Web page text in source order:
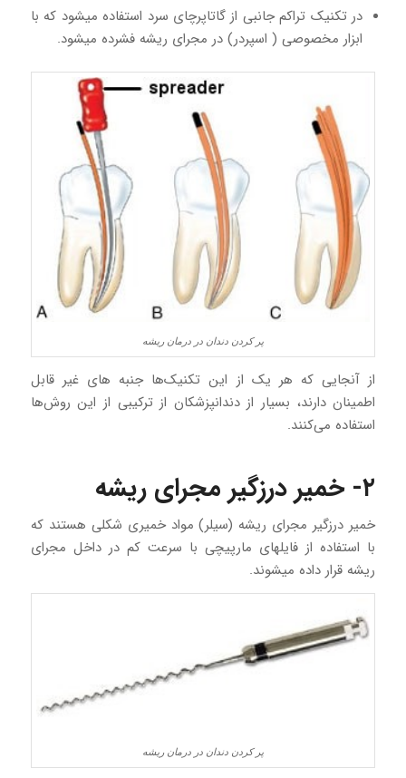
در تکنیک تراکم جانبی از گاتاپرچای سرد استفاده میشود که با
ابزار مخصوصی ( اسپردر) در مجرای ریشه فشرده میشود.
پر کردن دندان در درمان ریشه
از آنجایی که هر یک از این تکنیک‌ها جنبه‌ های غیر قابل
اطمینان دارند، بسیار از دندانپزشکان از ترکیبی از این روش‌ها
استفاده می‌کنند.
۲- خمیر درزگیر مجرای ریشه
خمیر درزگیر مجرای ریشه (سیلر) مواد خمیری شکلی هستند که
با استفاده از فایلهای مارپیچی با سرعت کم در داخل مجرای
ریشه قرار داده میشوند.
پر کردن دندان در درمان ریشه